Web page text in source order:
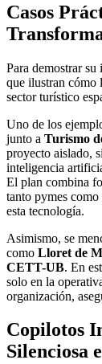
Casos
Para demostrar su
que ilustran cómo
sector turístico
Uno de los
junto a Turismo
proyecto aislado,
inteligencia
El plan combina
tanto pymes
esta tecnología.
Asimismo, se
como Lloret de
CETT-UB. En
solo en la
organización,
Copilotos
Silenciosa